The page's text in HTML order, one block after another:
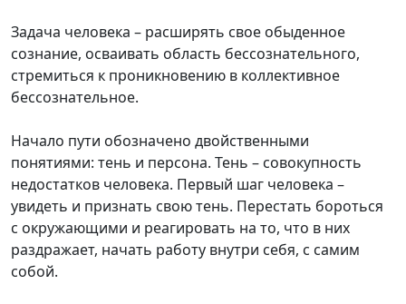
Задача человека – расширять свое обыденное
сознание, осваивать область бессознательного,
стремиться к проникновению в коллективное
бессознательное.
Начало пути обозначено двойственными
понятиями: тень и персона. Тень – совокупность
недостатков человека. Первый шаг человека –
увидеть и признать свою тень. Перестать бороться
с окружающими и реагировать на то, что в них
раздражает, начать работу внутри себя, с самим
собой.